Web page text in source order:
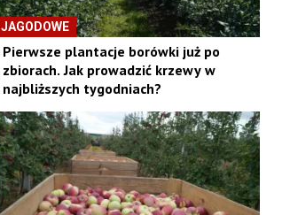
JAGODOWE
Pierwsze plantacje borówki już po
zbiorach. Jak prowadzić krzewy w
najbliższych tygodniach?